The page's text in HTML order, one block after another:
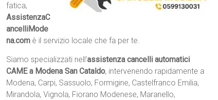
fatica,
AssistenzaC
ancelliMode
na.com è il servizio locale che fa per te.
Siamo specializzati nell’assistenza cancelli automatici
CAME a Modena San Cataldo, intervenendo rapidamente a
Modena, Carpi, Sassuolo, Formigine, Castelfranco Emilia,
Mirandola, Vignola, Fiorano Modenese, Maranello,